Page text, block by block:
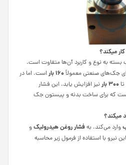
میکند؟
به نوع و کاربرد آن‌ها متفاوت است.
جک‌های صنعتی معمولاً160باراست، اما در
300بار نیز افزایش یابد. این فشار
که برای ساخت بدنه و پیستون جک
میکند؟
وارد می‌کند، بهفشار روغن هیدرولیکو
نیرو با استفاده از فرمول زیر محاسبه